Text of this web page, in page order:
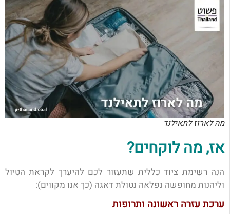
מה לארוז לתאילנד
אז, מה לוקחים?
הנה רשימת ציוד כללית שתעזור לכם להיערך לקראת הטיול
וליהנות מחופשה נפלאה נטולת דאגה (כך אנו מקווים):
ערכת עזרה ראשונה ותרופות